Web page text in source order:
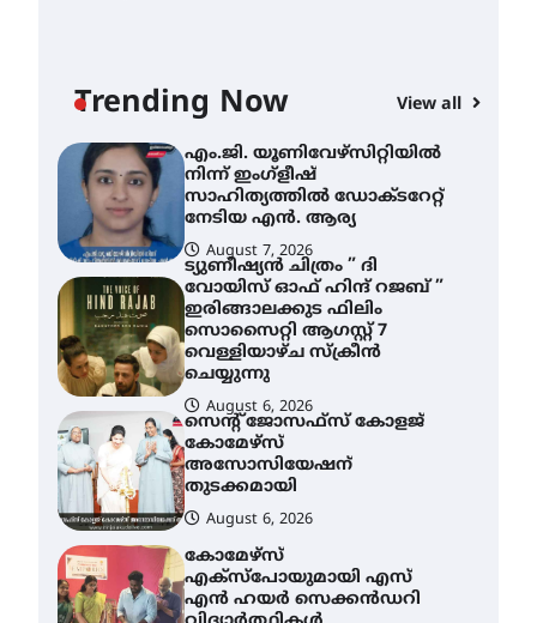
Trending Now View all
നേടിയ എൻ. ആര്യ
August 7, 2026
വോയിസ് ഓഫ് ഹിന്ദ് റജബ് ”
ഇരിങ്ങാലക്കുട ഫിലിം
സൊസൈറ്റി ആഗസ്റ്റ് 7
വെള്ളിയാഴ്ച സ്‌ക്രീൻ
ചെയ്യുന്നു
August 6, 2026
സെന്റ് ജോസഫ്സ് കോളജ്
കോമേഴ്‌സ്
അസോസിയേഷന്
തുടക്കമായി
August 6, 2026
കോമേഴ്സ്
എക്സ്പോയുമായി എസ്
എൻ ഹയർ സെക്കൻഡറി
വിദ്യാർത്ഥികൾ
August 6, 2026
സർഗ്ഗസാഹിതി-
കവിതാസംഗമം 2026 കവിതാ
ചർച്ച കാട്ടൂർ, ടി. കെ. ബാലൻ